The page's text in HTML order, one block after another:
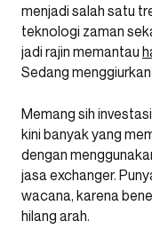
menjadi salah satu
teknologi zaman
jadi rajin memantau
Sedang
Memang sih
kini banyak yang
dengan
jasa exchanger.
wacana, karena
hilang arah.